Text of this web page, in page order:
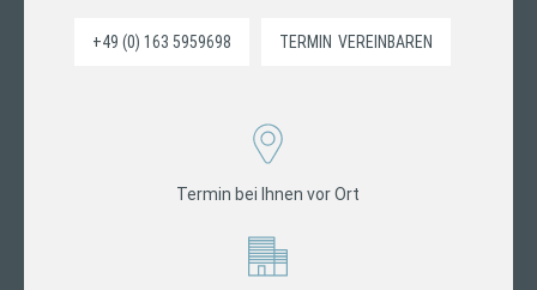
+49 (0) 163 5959698 TERMIN VEREINBAREN
Termin bei Ihnen vor Ort